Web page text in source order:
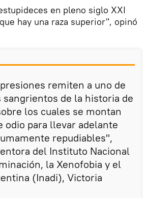
en pleno siglo XXI
hay una raza superior", opinó
remiten a uno de
sangrientos de la historia de
los cuales se montan
odio para llevar adelante
repudiables",
del Instituto Nacional
la Xenofobia y el
(Inadi), Victoria